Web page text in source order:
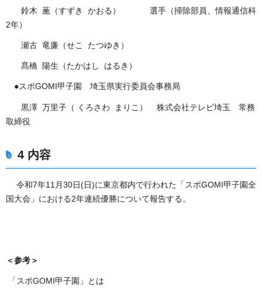
鈴木 薫（すずき かおる） 選手（掃除部員、情報通信科
2年）
瀬古 竜廉（せこ たつゆき）
髙橋 陽生（たかはし はるき）
●スポGOMI甲子園 埼玉県実行委員会事務局
黒澤 万里子（ くろさわ まりこ） 株式会社テレビ埼玉 常務
取締役
4 内容
令和7年11月30日(日)に東京都内で行われた「スポGOMI甲子園全
国大会」における2年連続優勝について報告する。
＜参考＞
「スポGOMI甲子園」とは